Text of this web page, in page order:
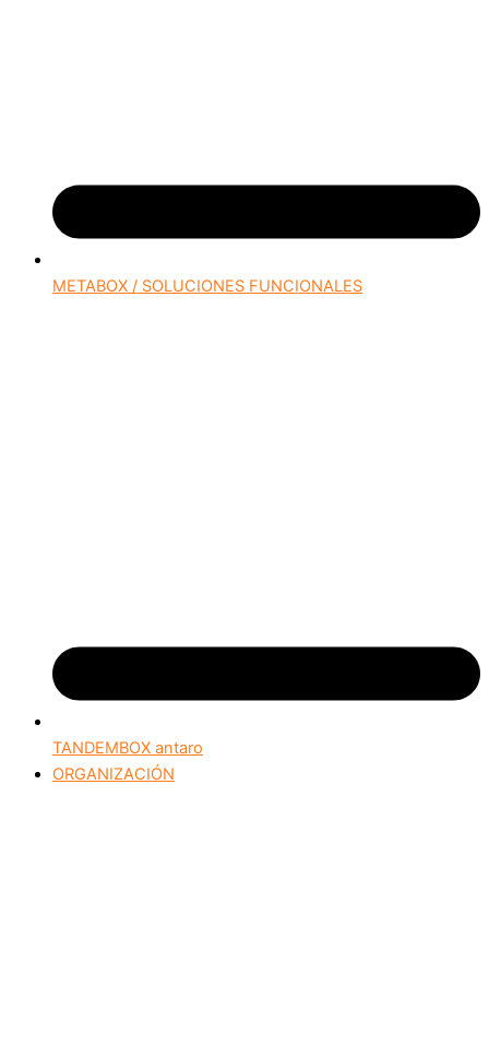
METABOX / SOLUCIONES FUNCIONALES
TANDEMBOX antaro
ORGANIZACIÓN